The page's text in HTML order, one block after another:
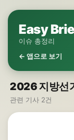
Easy
이슈 총정리
← 앱으로 보기
2026 지방선
관련 기사 2건